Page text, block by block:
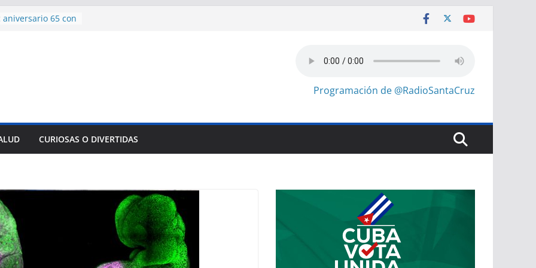
65 con
en su propio
rescate en
parcial en
la movilidad
Programación de @RadioSantaCruz
CURIOSAS O DIVERTIDAS